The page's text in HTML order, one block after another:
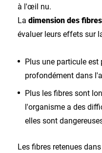
à l'œil nu.
La dimension des fibres
évaluer leurs effets sur
Plus une particule est
profondément dans
Plus les fibres sont
l'organisme a des
elles sont
Les fibres retenues